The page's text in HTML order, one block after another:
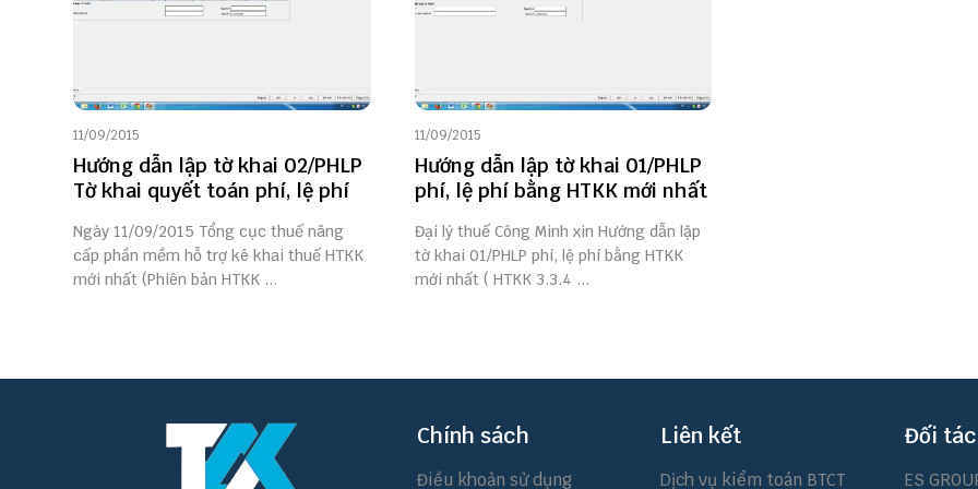
11/09/2015
Hướng dẫn lập tờ khai 02/PHLP
Tờ khai quyết toán phí, lệ phí
Ngày 11/09/2015 Tổng cục thuế nâng
cấp phần mềm hỗ trợ kê khai thuế HTKK
mới nhất (Phiên bản HTKK ...
11/09/2015
Hướng dẫn lập tờ khai 01/PHLP
phí, lệ phí bằng HTKK mới nhất
Đại lý thuế Công Minh xin Hướng dẫn lập
tờ khai 01/PHLP phí, lệ phí bằng HTKK
mới nhất ( HTKK 3.3.4 ...
Chính sách
Điều khoản sử dụng
Liên kết
Dịch vụ kiểm toán BTCT
Đối tác
ES